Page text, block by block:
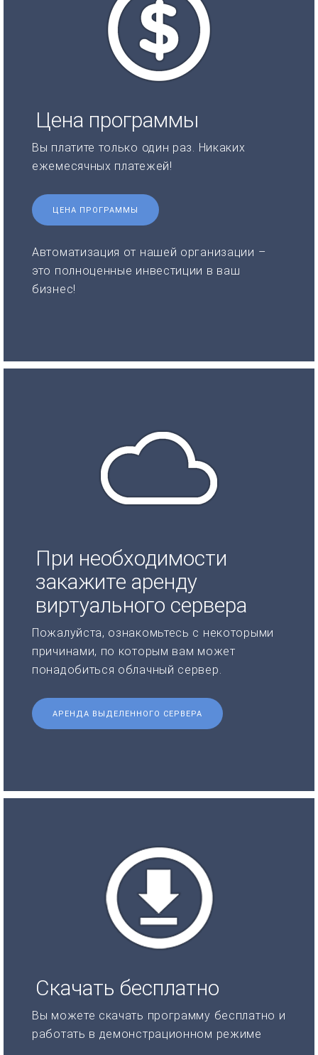
Цена программы
Вы платите только один раз. Никаких
ежемесячных платежей!
ЦЕНА ПРОГРАММЫ
Автоматизация от нашей организации –
это полноценные инвестиции в ваш
бизнес!
При необходимости
закажите аренду
виртуального сервера
Пожалуйста, ознакомьтесь с некоторыми
причинами, по которым вам может
понадобиться облачный сервер.
АРЕНДА ВЫДЕЛЕННОГО СЕРВЕРА
Скачать бесплатно
Вы можете скачать программу бесплатно и
работать в демонстрационном режиме